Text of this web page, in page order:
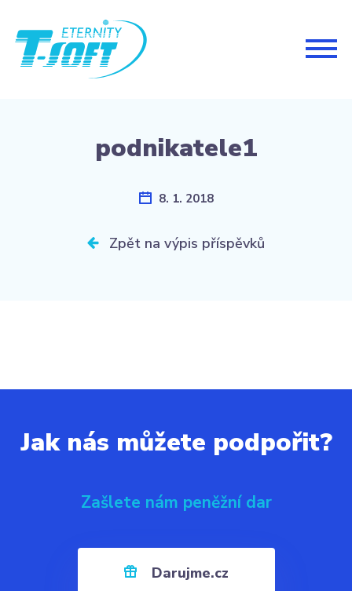
podnikatele1
8. 1. 2018
Zpět na výpis příspěvků
Jak nás můžete podpořit?
Zašlete nám peněžní dar
Darujme.cz